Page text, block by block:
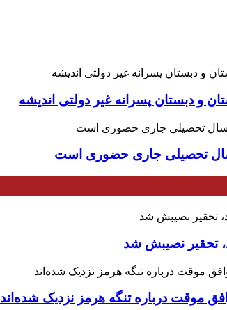
و دبستان پسرانه غیر دولتی اندیشه
تحصیلی جاری حضوری است
تحقیر نصیبش شد
موقت درباره تنگه هرمز نزدیک شده‌اند